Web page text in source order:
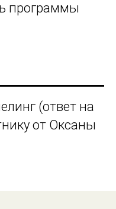
программы
(ответ на
от Оксаны